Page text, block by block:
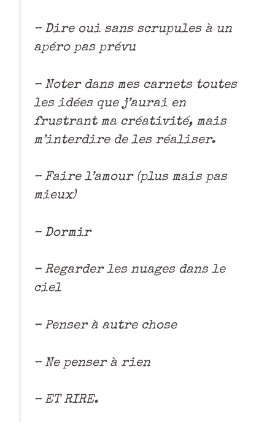
– Dire oui sans scrupules à un
apéro pas prévu
– Noter dans mes carnets toutes
les idées que j’aurai en
frustrant ma créativité, mais
m’interdire de les réaliser.
– Faire l’amour (plus mais pas
mieux)
– Dormir
– Regarder les nuages dans le
ciel
– Penser à autre chose
– Ne penser à rien
– ET RIRE.